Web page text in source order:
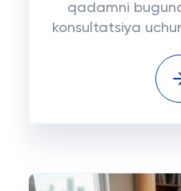
qadamni
konsultatsiya